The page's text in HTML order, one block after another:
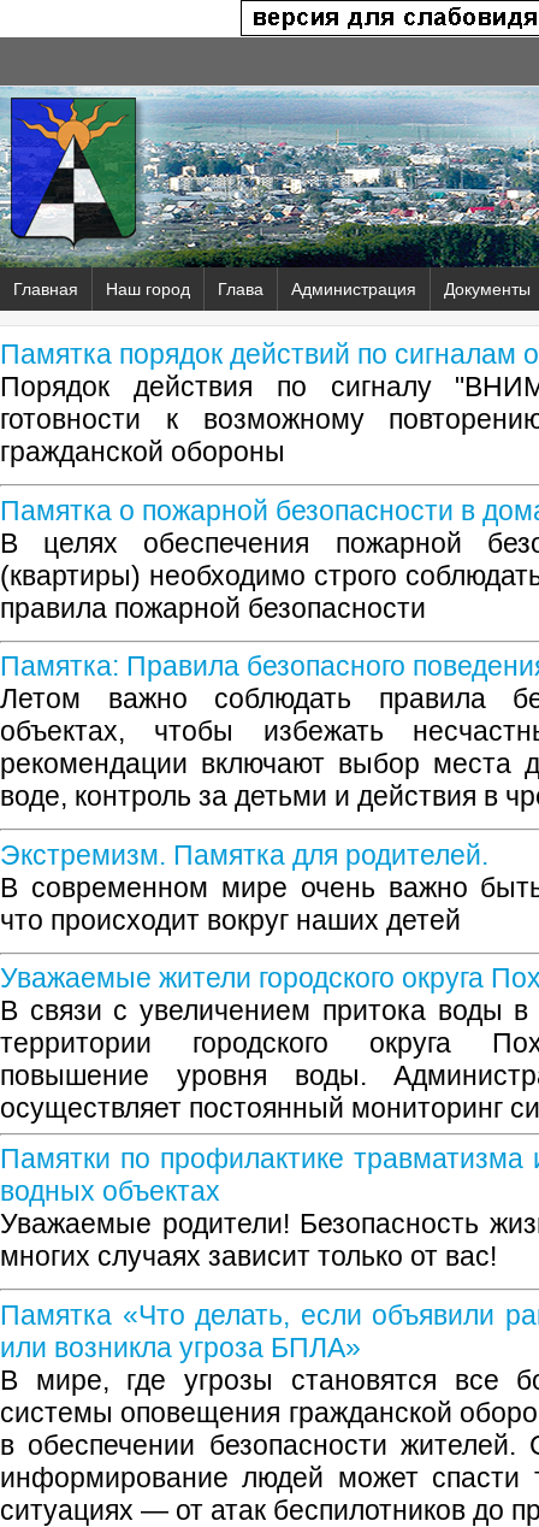
Главная Наш город Глава Администрация Документы
Памятка порядок действий по сигналам
Порядок действия по сигналу
готовности к возможному
гражданской обороны
Памятка о пожарной безопасности в
В целях обеспечения пожарной
(квартиры) необходимо строго
правила пожарной безопасности
Памятка: Правила безопасного
Летом важно соблюдать правила
объектах, чтобы избежать
рекомендации включают выбор места
воде, контроль за детьми и действия в
Экстремизм. Памятка для родителей.
В современном мире очень важно
что происходит вокруг наших детей
Уважаемые жители городского округа
В связи с увеличением притока воды
территории городского округа
повышение уровня воды.
осуществляет постоянный мониторинг
Памятки по профилактике травматизма
водных объектах
Уважаемые родители! Безопасность
многих случаях зависит только от вас!
Памятка «Что делать, если объявили
или возникла угроза БПЛА»
В мире, где угрозы становятся все
системы оповещения гражданской
в обеспечении безопасности
информирование людей может спасти
ситуациях — от атак беспилотников до